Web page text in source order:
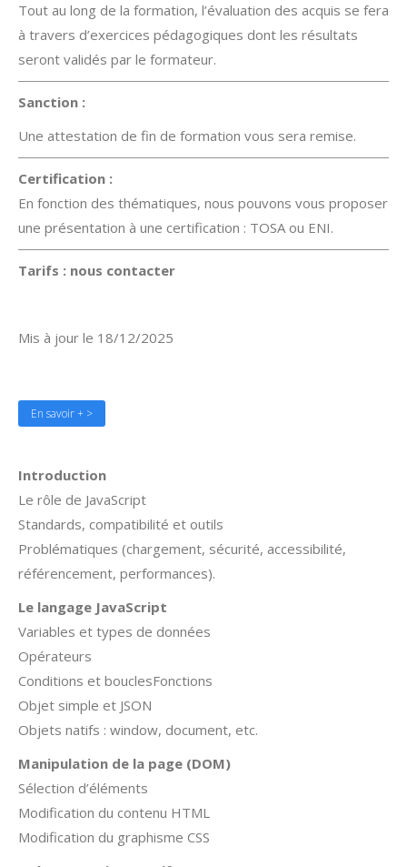
Tout au long de la formation, l’évaluation des acquis se fera
à travers d’exercices pédagogiques dont les résultats
seront validés par le formateur.
Sanction :
Une attestation de fin de formation vous sera remise.
Certification :
En fonction des thématiques, nous pouvons vous proposer
une présentation à une certification : TOSA ou ENI.
Tarifs : nous contacter
Mis à jour le 18/12/2025
En savoir + >
Introduction
Le rôle de JavaScript
Standards, compatibilité et outils
Problématiques (chargement, sécurité, accessibilité,
référencement, performances).
Le langage JavaScript
Variables et types de données
Opérateurs
Conditions et bouclesFonctions
Objet simple et JSON
Objets natifs : window, document, etc.
Manipulation de la page (DOM)
Sélection d’éléments
Modification du contenu HTML
Modification du graphisme CSS